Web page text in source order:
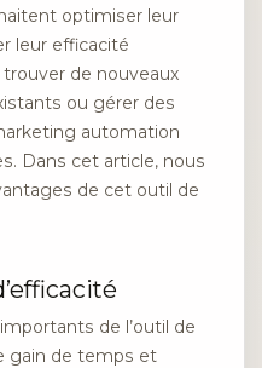
optimiser leur
leur efficacité
de nouveaux
ou gérer des
automation
Dans cet article, nous
de cet outil de
de l’outil de
gain de temps et